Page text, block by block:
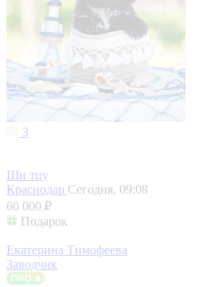
3
Ши тцу
Краснодар Сегодня, 09:08
60 000 ₽
Подарок
Екатерина Тимофеева
Заводчик